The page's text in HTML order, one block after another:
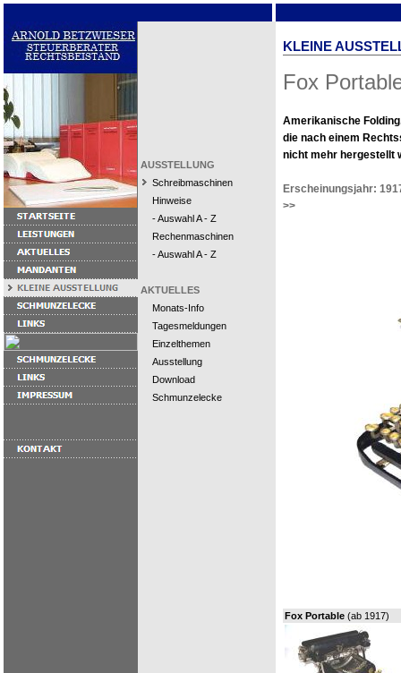
AUSSTELLUNG
Schreibmaschinen
Hinweise
- Auswahl A - Z
Rechenmaschinen
- Auswahl A - Z
AKTUELLES
Monats-Info
Tagesmeldungen
Einzelthemen
Ausstellung
Download
Schmunzelecke
KLEINE
Fox
Amerikanische
die nach einem
nicht mehr hergestellt
Erscheinungsjahr:
>>
Fox Portable (ab 1917)